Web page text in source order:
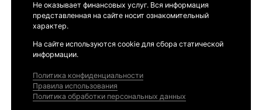
Не оказывает финансовых услуг. Вся информация
представленная на сайте носит ознакомительный
характер.
На сайте используются cookie для сбора статической
информации.
Политика конфиденциальности
Правила использования
Политика обработки персональных данных